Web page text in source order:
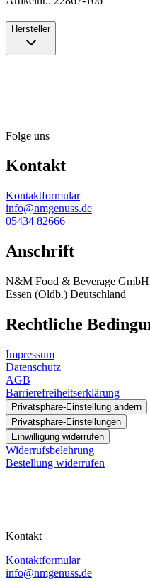
Hersteller
Folge uns
Kontakt
Kontaktformular
info@nmgenuss.de
05434 82666
Anschrift
N&M Food & Beverage GmbH
Essen (Oldb.) Deutschland
Rechtliche
Impressum
Datenschutz
AGB
Barrierefreiheitserklärung
Privatsphäre-Einstellung ändern
Privatsphäre-Einstellungen
Einwilligung widerrufen
Widerrufsbelehrung
Bestellung widerrufen
Kontakt
Kontaktformular
info@nmgenuss.de